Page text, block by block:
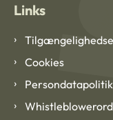
Links
Cookies
Persondatapolitik